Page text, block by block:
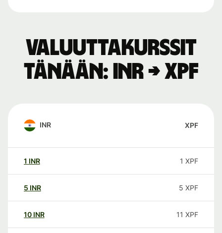
Valuuttakurssit
tänään: INR → XPF
INR XPF
1 INR 1 XPF
5 INR 5 XPF
10 INR 11 XPF